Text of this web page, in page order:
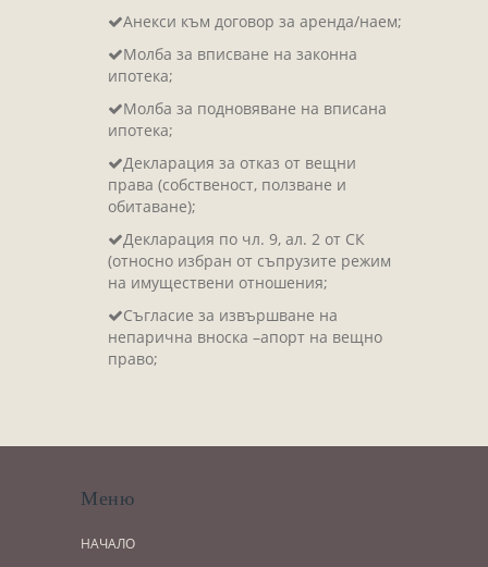
Анекси към договор за аренда/наем;
Молба за вписване на законна
ипотека;
Молба за подновяване на вписана
ипотека;
Декларация за отказ от вещни
права (собственост, ползване и
обитаване);
Декларация по чл. 9, ал. 2 от СК
(относно избран от съпрузите режим
на имуществени отношения;
Съгласие за извършване на
непарична вноска –апорт на вещно
право;
Меню
НАЧАЛО